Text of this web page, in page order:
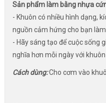
Sản phẩm làm bằng nhựa
- Khuôn có nhiều hình dạng,
nguồn cảm hứng cho bạn
- Hãy sáng tạo để cuộc sống
nghĩa hơn mỗi ngày với
Cách dùng:Cho cơm vào